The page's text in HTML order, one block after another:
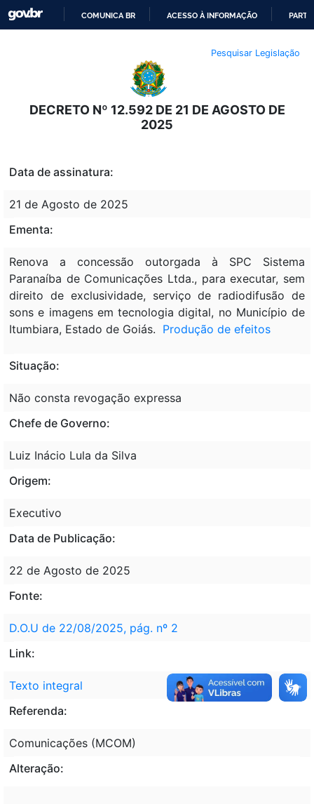
O
CONTEÚDO
COMUNICA BR ACESSO À INFORMAÇÃO
Pesquisar Legislação
DECRETO Nº 12.592 DE 21 DE AGOSTO DE
2025
Data de assinatura:
21 de Agosto de 2025
Ementa:
Renova a concessão outorgada à SPC Sistema
Paranaíba de Comunicações Ltda., para executar, sem
direito de exclusividade, serviço de radiodifusão de
sons e imagens em tecnologia digital, no Município de
Itumbiara, Estado de Goiás. Produção de efeitos
Situação:
Não consta revogação expressa
Chefe de Governo:
Luiz Inácio Lula da Silva
Origem:
Executivo
Data de Publicação:
22 de Agosto de 2025
Fonte:
D.O.U de 22/08/2025, pág. nº 2
Link:
Texto integral
Referenda:
Comunicações (MCOM)
Alteração: